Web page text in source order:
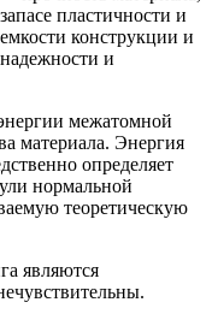
пластичности и
конструкции и
и
межатомной
материала. Энергия
определяет
нормальной
теоретическую
являются